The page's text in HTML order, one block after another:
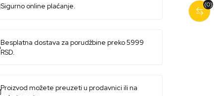
(0)
Sigurno online plaćanje.
Besplatna dostava za porudžbine preko 5999
RSD.
Proizvod možete preuzeti u prodavnici ili na